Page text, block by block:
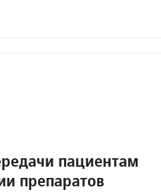
пациентам
препаратов